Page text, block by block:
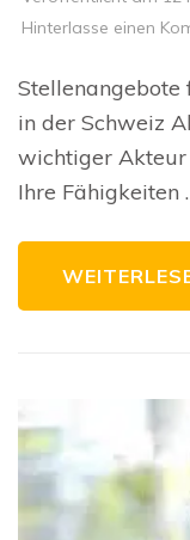
Hinterlasse einen
Stellenangebote
in der Schweiz
wichtiger
Ihre Fähigkeiten